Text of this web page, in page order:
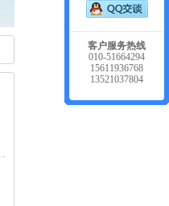
客户服务热线
010-51664294
15611936768
13521037804